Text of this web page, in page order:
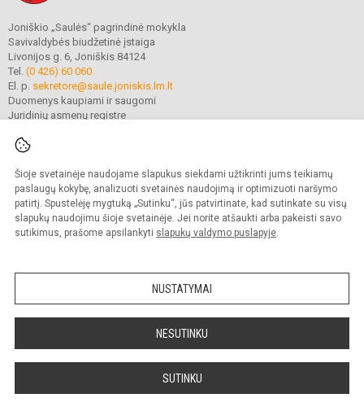
Šioje svetainėje naudojame slapukus siekdami užtikrinti jums teikiamų
paslaugų kokybę, analizuoti svetainės naudojimą ir optimizuoti naršymo
patirtį. Spustelėję mygtuką „Sutinku“, jūs patvirtinate, kad sutinkate su visų
slapukų naudojimu šioje svetainėje. Jei norite atšaukti arba pakeisti savo
sutikimus, prašome apsilankyti slapukų valdymo puslapyje.
NUSTATYMAI
NESUTINKU
SUTINKU
Joniškio „Saulės“ pagrindinė mokykla
Savivaldybės biudžetinė įstaiga
Livonijos g. 6, Joniškis 84124
Tel. (0 426) 60 060
El. p. sekretore@saule.joniskis.lm.lt
Duomenys kaupiami ir saugomi
Juridinių asmenų registre
© 2023. Joniškio „Saulės“ pagrindinė mokykla. Visos teisės saugomos.
Kopijuoti turinį be raštiško įstaigos administracijos sutikimo griežtai draudžiama.
Versija neįgaliesiems Slapukų politika